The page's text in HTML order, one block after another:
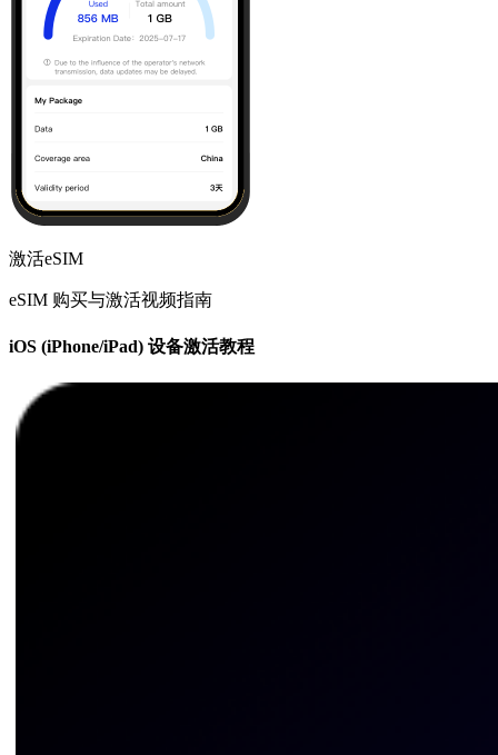
激活eSIM
eSIM 购买与激活视频指南
iOS (iPhone/iPad) 设备激活教程